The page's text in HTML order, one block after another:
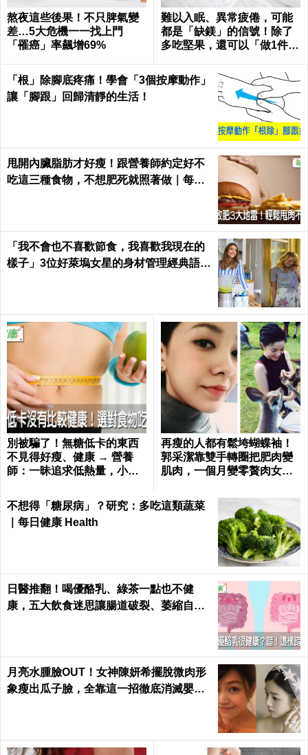
熬夜這些後果！不只脾氣變
差…5大危機一一找上門
「罹癌」率飆增69%
難以入眠、異常疲倦，可能
都是「缺鎂」的信號！除了
多吃堅果，還可以「做1件
「根」除腳底疼痛！學會「3個按摩動作」
讓「腳跟」回歸清靜的生活！
甩開內臟脂肪才好瘦！跟營養師約定好不
吃這三種食物，不想肥死就照著做｜每日
「我不會也不喜歡節食，我喜歡我現在的
樣子」3位好萊塢女星的身材管理經典語
別被騙了！無糖低卡的東西
不見得好瘦、健康 → 營養
師：一昧追求低熱量，小心
h
再瘦的人都有鬆垮蝴蝶袖！
郭采潔靠雙手轉圈把肥肉變
肌肉，一個月變零贅肉女神
不想得「糖尿病」？研究：多吃這類蔬菜
｜每日健康 Health
日醫推翻！喝優酪乳、綠茶一點也不健
康，五大飲食迷思讓腸道破裂、萎縮自盡
月亮水腫臉OUT！女神陳妍希擺脫微肉形
象瘦出瓜子臉，全靠這一招徹底消滅嬰兒